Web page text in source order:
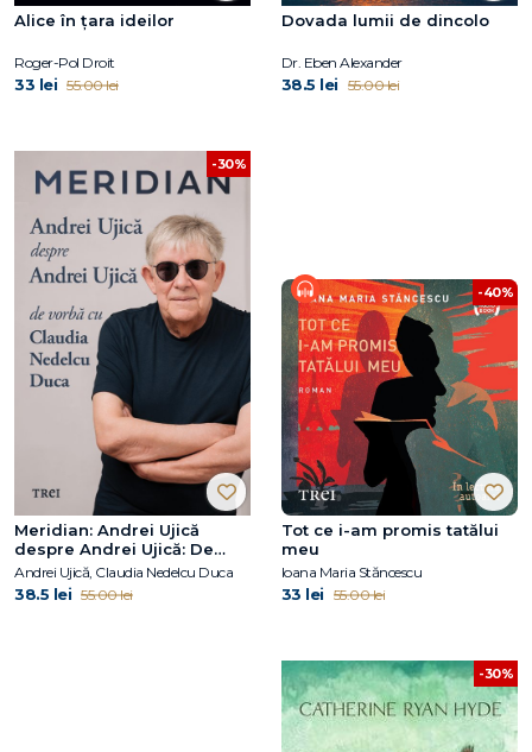
Alice în țara ideilor
Roger-Pol Droit
33 lei 55.00 lei
Dovada lumii de dincolo
Dr. Eben Alexander
38.5 lei 55.00 lei
-30%
Meridian: Andrei Ujică
despre Andrei Ujică: De
vorbă cu Claudia Nedelcu
Duca
Andrei Ujică, Claudia Nedelcu Duca
38.5 lei 55.00 lei
-40%
Tot ce i-am promis tatălui
meu
Ioana Maria Stăncescu
33 lei 55.00 lei
-30%